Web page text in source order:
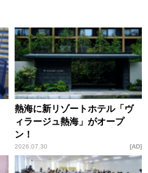
熱海に新リゾートホテル「ヴ
ィラージュ熱海」がオープ
ン！
2026.07.30 AD